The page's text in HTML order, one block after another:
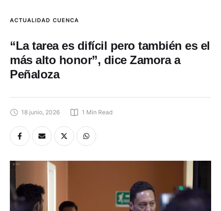
ACTUALIDAD CUENCA
“La tarea es difícil pero también es el
más alto honor”, dice Zamora a
Peñaloza
18 junio, 2026 1 Min Read